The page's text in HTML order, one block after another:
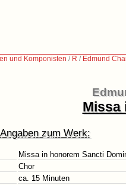
und Komponisten / R / Edmund
Missa
zum Werk:
Missa in honorem Sancti
Chor
ca. 15 Minuten